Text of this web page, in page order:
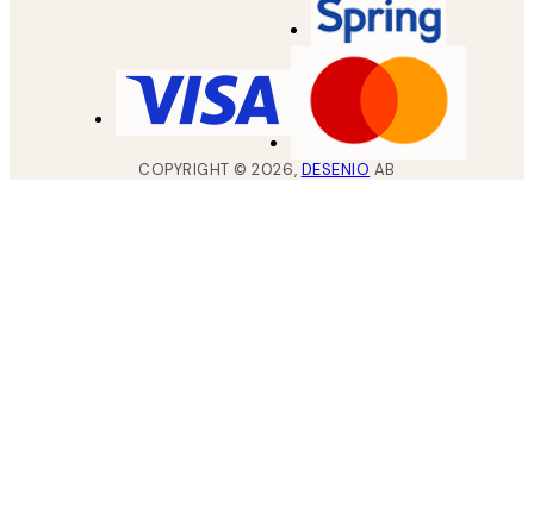
COPYRIGHT ©2026, DESENIO AB